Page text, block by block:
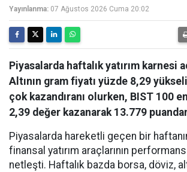
Yayınlanma: 07 Ağustos 2026 Cuma 20:02
Piyasalarda haftalık yatırım karnesi
Altının gram fiyatı yüzde 8,29
çok kazandıranı olurken, BIST 100
2,39 değer kazanarak 13.779
Piyasalarda hareketli geçen bir
finansal yatırım araçlarının
netleşti. Haftalık bazda borsa, döviz,